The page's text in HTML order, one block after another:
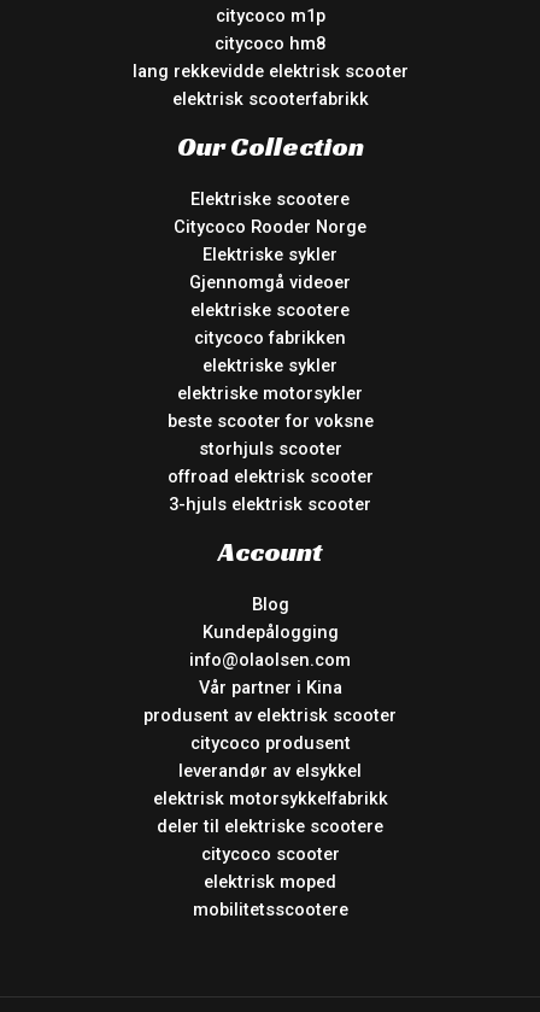
citycoco m1p
citycoco hm8
lang rekkevidde elektrisk scooter
elektrisk scooterfabrikk
Our Collection
Elektriske scootere
Citycoco Rooder Norge
Elektriske sykler
Gjennomgå videoer
elektriske scootere
citycoco fabrikken
elektriske sykler
elektriske motorsykler
beste scooter for voksne
storhjuls scooter
offroad elektrisk scooter
3-hjuls elektrisk scooter
Account
Blog
Kundepålogging
info@olaolsen.com
Vår partner i Kina
produsent av elektrisk scooter
citycoco produsent
leverandør av elsykkel
elektrisk motorsykkelfabrikk
deler til elektriske scootere
citycoco scooter
elektrisk moped
mobilitetsscootere